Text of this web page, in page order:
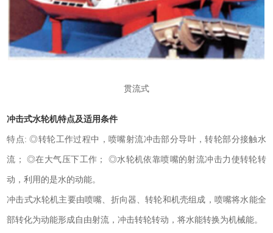
贯流式
冲击式水轮机特点及适用条件
特点: ◎转轮工作过程中，喷嘴射流冲击部分导叶，转轮部分接触水
流； ◎在大气压下工作； ◎水轮机依靠喷嘴的射流冲击力使转轮转
动，利用的是水的动能。
冲击式水轮机主要由喷嘴、折向器、转轮和机壳组成，喷嘴将水能全
部转化为动能形成自由射流，冲击转轮转动，将水能转换为机械能。